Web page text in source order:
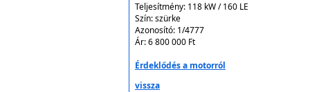
Teljesítmény: 118 kW / 160 LE
Szín:szürke
Azonosító: 1/4777
Ár:6 800 000 Ft
Érdeklődés a motorról
vissza